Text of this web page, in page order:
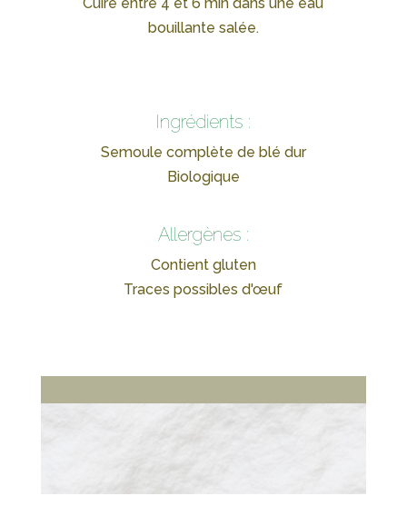
bouillante salée.
Ingrédients :
Semoule complète de blé dur
Biologique
Allergènes :
Contient gluten
Traces possibles d'œuf